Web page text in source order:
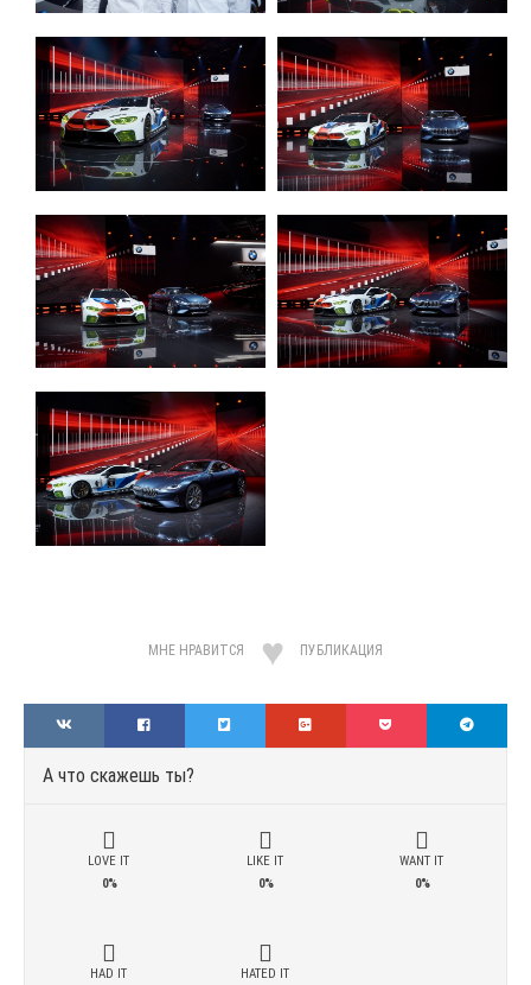
МНЕ НРАВИТСЯ ПУБЛИКАЦИЯ
А что скажешь ты?
LOVE IT
0%
LIKE IT
0%
WANT IT
0%
HAD IT
HATED IT